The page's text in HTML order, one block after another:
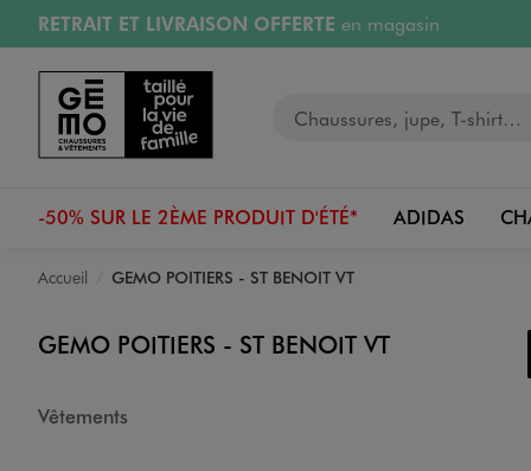
Aller au contenu principal
Aller à la navigation
RETRAIT ET LIVRAISON OFFERTE en magasin
Retours OFFERTSpendant 30 jours
PAYEZ EN 3x SANS FRAIS
dès 50€
RÉSERVATION GRATUITE
-50% SUR LE 2ÈME PRODUIT D'ÉTÉ* ADIDAS
Accueil GEMO POITIERS - ST BENOIT VT
GEMO POITIERS - ST BENOIT VT
Vêtements